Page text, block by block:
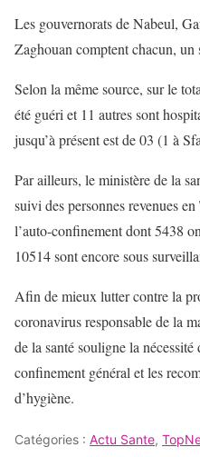
Les gouvernorats de Nabeul,
Zaghouan comptent chacun, un
Selon la même source, sur le
été guéri et 11 autres sont
jusqu’à présent est de 03 (1 à
Par ailleurs, le ministère de la
suivi des personnes revenues
l’auto-confinement dont 5438
10514 sont encore sous
Afin de mieux lutter contre la
coronavirus responsable de la
de la santé souligne la nécessité
confinement général et les
d’hygiène.
Catégories : Actu Sante,